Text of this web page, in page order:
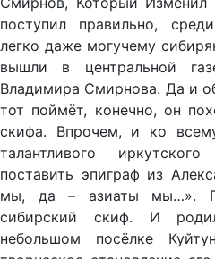
поступил правильно,
легко даже могучему
вышли в центральной
Владимира Смирнова. Да и
тот поймёт, конечно, он
скифа. Впрочем, и ко
талантливого
поставить эпиграф из
мы, да – азиаты мы…».
сибирский скиф. И
небольшом посёлке